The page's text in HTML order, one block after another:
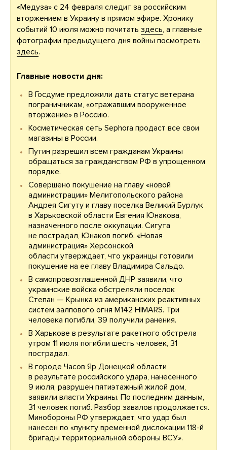
«Медуза» с 24 февраля следит за российским
вторжением в Украину в прямом эфире. Хронику
событий 10 июля можно почитать здесь, а главные
фотографии предыдущего дня войны посмотреть
здесь.
Главные новости дня:
В Госдуме предложили дать статус ветерана
пограничникам, «отражавшим вооруженное
вторжение» в Россию.
Косметическая сеть Sephora продаст все свои
магазины в России.
Путин разрешил всем гражданам Украины
обращаться за гражданством РФ в упрощенном
порядке.
Совершено покушение на главу «новой
администрации» Мелитопольского района
Андрея Сигуту и главу поселка Великий Бурлук
в Харьковской области Евгения Юнакова,
назначенного после оккупации. Сигута
не пострадал, Юнаков погиб. «Новая
администрация» Херсонской
области утверждает, что украинцы готовили
покушение на ее главу Владимира Сальдо.
В самопровозглашенной ДНР заявили, что
украинские войска обстреляли поселок
Степан — Крынка из американских реактивных
систем залпового огня М142 HIMARS. Три
человека погибли, 39 получили ранения.
В Харькове в результате ракетного обстрела
утром 11 июля погибли шесть человек, 31
пострадал.
В городе Часов Яр Донецкой области
в результате российского удара, нанесенного
9 июля, разрушен пятиэтажный жилой дом,
заявили власти Украины. По последним данным,
31 человек погиб. Разбор завалов продолжается.
Минобороны РФ утверждает, что удар был
нанесен по «пункту временной дислокации 118-й
бригады территориальной обороны ВСУ».